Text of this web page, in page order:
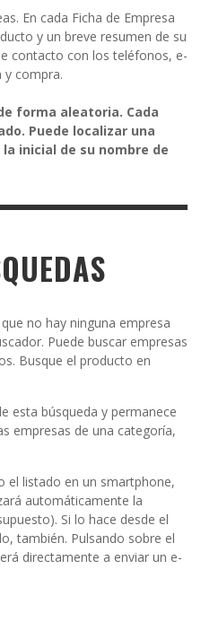
En cada Ficha de Empresa
y un breve resumen de su
contacto con los teléfonos, e-
y compra.
forma aleatoria. Cada
Puede localizar una
inicial de su nombre de
no hay ninguna empresa
Puede buscar empresas
Busque el producto en
esta búsqueda y permanece
empresas de una categoría,
el listado en un smartphone,
automáticamente la
Si lo hace desde el
también. Pulsando sobre el
directamente a enviar un e-